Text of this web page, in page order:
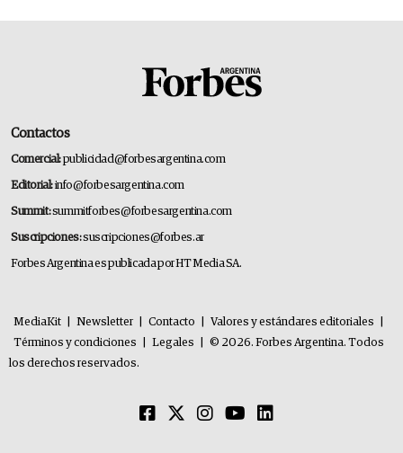
Contactos
Comercial:publicidad@forbesargentina.com
Editorial:info@forbesargentina.com
Summit:summitforbes@forbesargentina.com
Suscripciones:suscripciones@forbes.ar
Forbes Argentina es publicada por HT Media SA.
MediaKit Newsletter Contacto Valores y estándares editoriales
Términos y condiciones
Legales
© 2026. Forbes Argentina. Todos
los derechos reservados.